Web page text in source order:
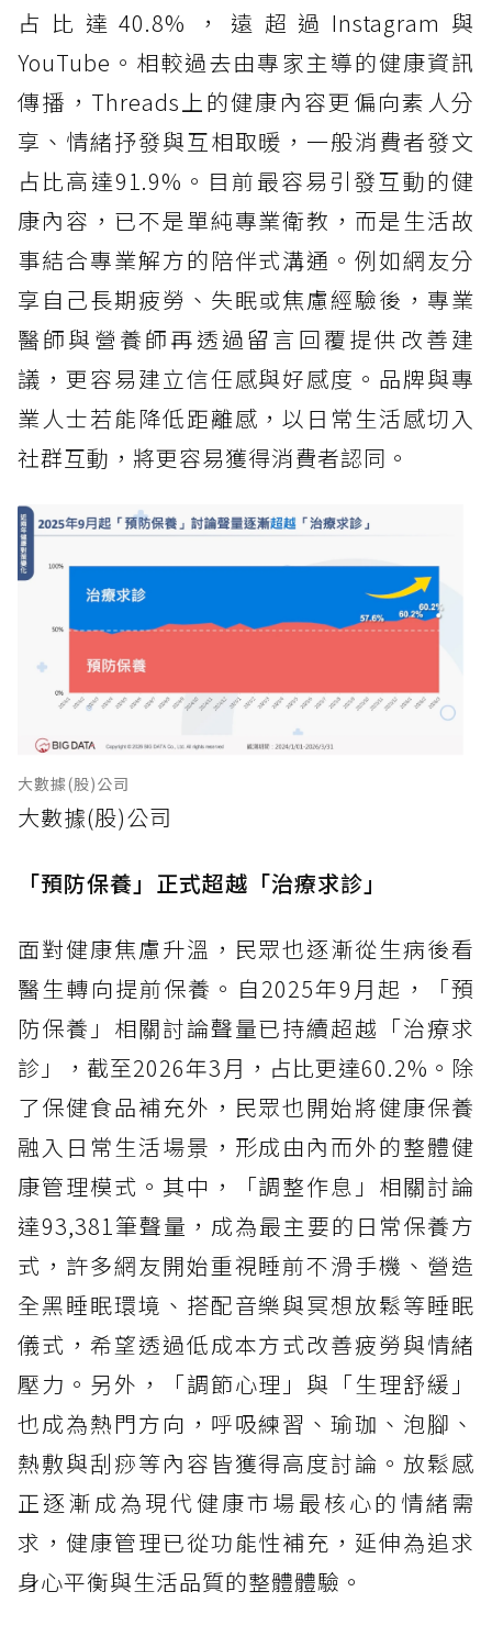
占比達40.8%，遠超過Instagram與
YouTube。相較過去由專家主導的健康資訊
傳播，Threads上的健康內容更偏向素人分
享、情緒抒發與互相取暖，一般消費者發文
占比高達91.9%。目前最容易引發互動的健
康內容，已不是單純專業衛教，而是生活故
事結合專業解方的陪伴式溝通。例如網友分
享自己長期疲勞、失眠或焦慮經驗後，專業
醫師與營養師再透過留言回覆提供改善建
議，更容易建立信任感與好感度。品牌與專
業人士若能降低距離感，以日常生活感切入
社群互動，將更容易獲得消費者認同。
大數據(股)公司
大數據(股)公司
「預防保養」正式超越「治療求診」
面對健康焦慮升溫，民眾也逐漸從生病後看
醫生轉向提前保養。自2025年9月起，「預
防保養」相關討論聲量已持續超越「治療求
診」，截至2026年3月，占比更達60.2%。除
了保健食品補充外，民眾也開始將健康保養
融入日常生活場景，形成由內而外的整體健
康管理模式。其中，「調整作息」相關討論
達93,381筆聲量，成為最主要的日常保養方
式，許多網友開始重視睡前不滑手機、營造
全黑睡眠環境、搭配音樂與冥想放鬆等睡眠
儀式，希望透過低成本方式改善疲勞與情緒
壓力。另外，「調節心理」與「生理舒緩」
也成為熱門方向，呼吸練習、瑜珈、泡腳、
熱敷與刮痧等內容皆獲得高度討論。放鬆感
正逐漸成為現代健康市場最核心的情緒需
求，健康管理已從功能性補充，延伸為追求
身心平衡與生活品質的整體體驗。